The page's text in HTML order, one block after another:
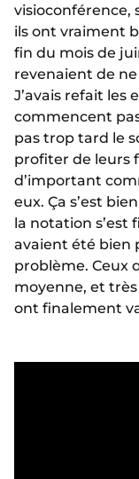
visioconférence,
ils ont vraiment
fin du mois de
revenaient de
J’avais refait les
commencent
pas trop tard le
profiter de leurs
d’important
eux. Ça s’est
la notation s’est
avaient été bien
problème. Ceux
moyenne, et
ont finalement